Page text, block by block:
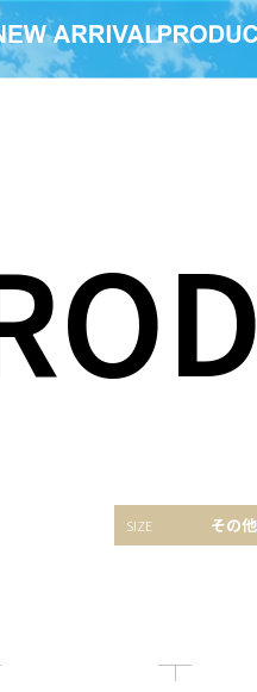
その他
BAPE(R) CAMO
REVERSIBLE BE@R
SHARK FULL ZIP
MCT